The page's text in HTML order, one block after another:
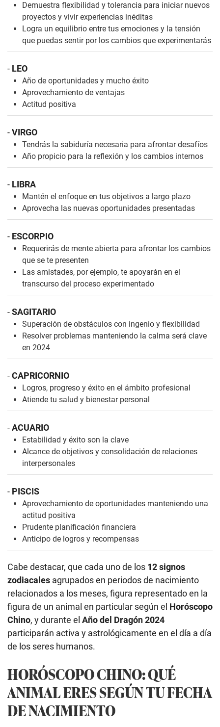
Demuestra flexibilidad y tolerancia para iniciar nuevos
proyectos y vivir experiencias inéditas
Logra un equilibrio entre tus emociones y la tensión
que puedas sentir por los cambios que experimentarás
- LEO
Año de oportunidades y mucho éxito
Aprovechamiento de ventajas
Actitud positiva
-VIRGO
Tendrás la sabiduría necesaria para afrontar desafíos
Año propicio para la reflexión y los cambios internos
- LIBRA
Mantén el enfoque en tus objetivos a largo plazo
Aprovecha las nuevas oportunidades presentadas
- ESCORPIO
Requerirás de mente abierta para afrontar los cambios
que se te presenten
Las amistades, por ejemplo, te apoyarán en el
transcurso del proceso experimentado
-SAGITARIO
Superación de obstáculos con ingenio y flexibilidad
Resolver problemas manteniendo la calma será clave
en 2024
-CAPRICORNIO
Logros, progreso y éxito en el ámbito profesional
Atiende tu salud y bienestar personal
-ACUARIO
Estabilidad y éxito son la clave
Alcance de objetivos y consolidación de relaciones
interpersonales
- PISCIS
Aprovechamiento de oportunidades manteniendo una
actitud positiva
Prudente planificación financiera
Anticipo de logros y recompensas
Cabe destacar, que cada uno de los 12 signos
zodiacales agrupados en periodos de nacimiento
relacionados a los meses, figura representado en la
figura de un animal en particular según el Horóscopo
Chino, y durante el Año del Dragón 2024
participarán activa y astrológicamente en el día a día
de los seres humanos.
HORÓSCOPO CHINO: QUÉ
ANIMAL ERES SEGÚN TU FECHA
DE NACIMIENTO